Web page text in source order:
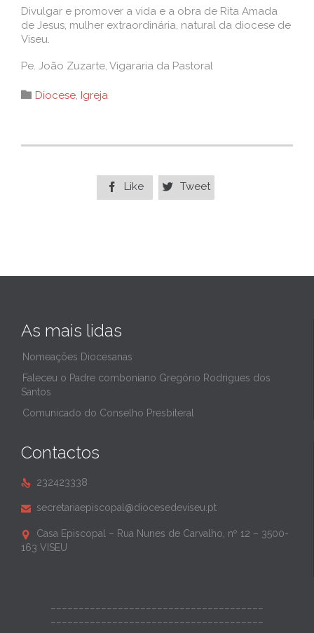
Divulgar e promover a vida e a obra de Rita Amada
de Jesus, mulher extraordinária, natural da diocese de
Viseu.
Pe. João Zuzarte, Vigararia da Pastoral
 Category
Diocese, Igreja
 Like  Tweet
As mais lidas
Nomeações Diocesanas
Faleceu o Padre comboniano Gregório Rodrigues dos
Santos
Comunicado do Conselho Presbiteral
Contactos
 232423338
 secretariaepiscopal@diocesedeviseu.pt

Casa Episcopal – Rua Nunes de Carvalho, nº 12 – 3500-
163 VISEU